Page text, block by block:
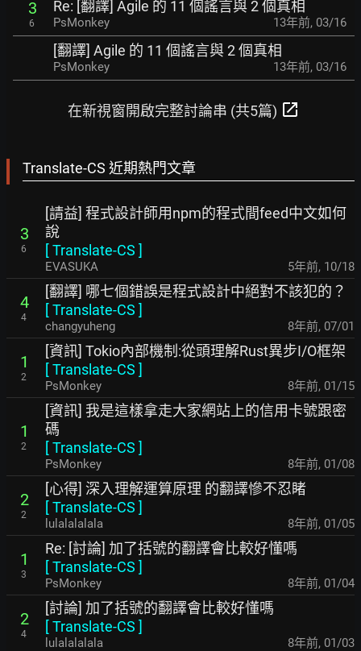
3
6
Re: [翻譯] Agile 的 11 個謠言與 2 個真相
PsMonkey 13年前, 03/16
[翻譯] Agile 的 11 個謠言與 2 個真相
PsMonkey 13年前, 03/16
在新視窗開啟完整討論串 (共5篇) open_in_new
Translate-CS 近期熱門文章
3
6
[請益] 程式設計師用npm的程式間feed中文如何
說
[Translate-CS ]
EVASUKA 5年前, 10/18
4
4
[翻譯] 哪七個錯誤是程式設計中絕對不該犯的？
[Translate-CS ]
changyuheng 8年前, 07/01
1
2
[資訊] Tokio內部機制:從頭理解Rust異步I/O框架
[Translate-CS ]
PsMonkey 8年前, 01/15
1
2
[資訊] 我是這樣拿走大家網站上的信用卡號跟密
碼
[Translate-CS ]
PsMonkey 8年前, 01/08
2
2
[心得] 深入理解運算原理 的翻譯慘不忍睹
[Translate-CS ]
lulalalalala 8年前, 01/05
1
3
Re: [討論] 加了括號的翻譯會比較好懂嗎
[Translate-CS ]
PsMonkey 8年前, 01/04
2
4
[討論] 加了括號的翻譯會比較好懂嗎
[Translate-CS ]
lulalalalala 8年前, 01/03